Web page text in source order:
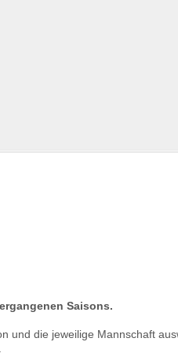
Saisons.
und die jeweilige Mannschaft